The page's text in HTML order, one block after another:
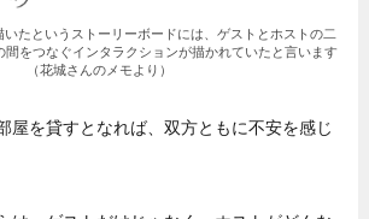
たというストーリーボードには、ゲストとホストの二
間をつなぐインタラクションが描かれていたと言います
（花城さんのメモより）
を貸すとなれば、双方ともに不安を感じ